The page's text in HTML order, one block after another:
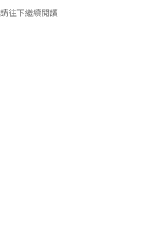
請往下繼續閱讀